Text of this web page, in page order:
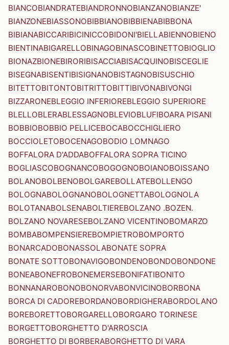
BIANCOBIANDRATEBIANDRONNOBIANZANOBIANZE'
BIANZONEBIASSONOBIBBIANOBIBBIENABIBBONA
BIBIANABICCARIBICINICCOBIDONI'BIELLABIENNOBIENO
BIENTINABIGARELLOBINAGOBINASCOBINETTOBIOGLIO
BIONAZBIONEBIRORIBISACCIABISACQUINOBISCEGLIE
BISEGNABISENTIBISIGNANOBISTAGNOBISUSCHIO
BITETTOBITONTOBITRITTOBITTIBIVONABIVONGI
BIZZARONEBLEGGIO INFERIOREBLEGGIO SUPERIORE
BLELLOBLERABLESSAGNOBLEVIOBLUFIBOARA PISANI
BOBBIOBOBBIO PELLICEBOCABOCCHIGLIERO
BOCCIOLETOBOCENAGOBODIO LOMNAGO
BOFFALORA D'ADDABOFFALORA SOPRA TICINO
BOGLIASCOBOGNANCOBOGOGNOBOIANOBOISSANO
BOLANOBOLBENOBOLGAREBOLLATEBOLLENGO
BOLOGNABOLOGNANOBOLOGNETTABOLOGNOLA
BOLOTANABOLSENABOLTIEREBOLZANO .BOZEN.
BOLZANO NOVARESEBOLZANO VICENTINOBOMARZO
BOMBABOMPENSIEREBOMPIETROBOMPORTO
BONARCADOBONASSOLABONATE SOPRA
BONATE SOTTOBONAVIGOBONDENOBONDOBONDONE
BONEABONEFROBONEMERSEBONIFATIBONITO
BONNANAROBONOBONORVABONVICINOBORBONA
BORCA DI CADOREBORDANOBORDIGHERABORDOLANO
BOREBORETTOBORGARELLOBORGARO TORINESE
BORGETTOBORGHETTO D'ARROSCIA
BORGHETTO DI BORBERABORGHETTO DI VARA